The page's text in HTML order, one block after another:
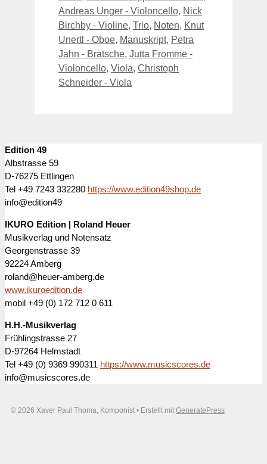
Andreas Unger - Violoncello, Nick
Birchby - Violine, Trio, Noten, Knut
Unertl - Oboe, Manuskript, Petra
Jahn - Bratsche, Jutta Fromme -
Violoncello, Viola, Christoph
Schneider - Viola
Edition 49
Albstrasse 59
D-76275 Ettlingen
Tel +49 7243 332280 https://www.edition49shop.de
info@edition49
IKURO Edition | Roland Heuer
Musikverlag und Notensatz
Georgenstrasse 39
92224 Amberg
roland@heuer-amberg.de
www.ikuroedition.de
mobil +49 (0) 172 712 0 611
H.H.-Musikverlag
Frühlingstrasse 27
D-97264 Helmstadt
Tel +49 (0) 9369 990311 https://www.musicscores.de
info@musicscores.de
© 2026 Xaver Paul Thoma, Komponist • Erstellt mit GeneratePress